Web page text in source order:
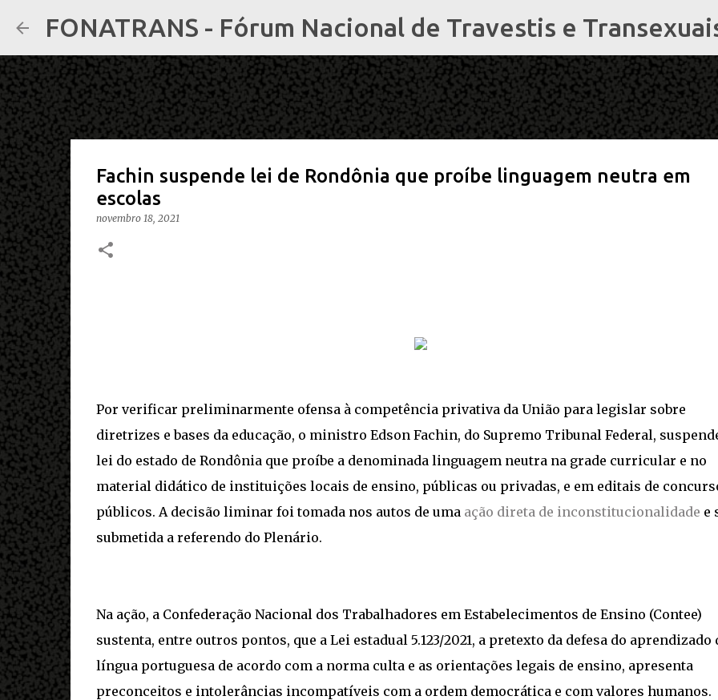
Pular para o conteúdo principal
FONATRANS - Fórum Nacional de Travestis e
Fachin suspende lei de Rondônia que proíbe linguagem neutra em
escolas
novembro 18, 2021
Por verificar preliminarmente ofensa à competência privativa da União para legislar sobre
diretrizes e bases da educação, o ministro Edson Fachin, do Supremo Tribunal Federal,
lei do estado de Rondônia que proíbe a denominada linguagem neutra na grade curricular e no
material didático de instituições locais de ensino, públicas ou privadas, e em editais de
públicos. A decisão liminar foi tomada nos autos de uma ação direta de inconstitucionalidade e
submetida a referendo do Plenário.
Na ação, a Confederação Nacional dos Trabalhadores em Estabelecimentos de Ensino (Contee)
sustenta, entre outros pontos, que a Lei estadual 5.123/2021, a pretexto da defesa do aprendizado
língua portuguesa de acordo com a norma culta e as orientações legais de ensino, apresenta
preconceitos e intolerâncias incompatíveis com a ordem democrática e com valores humanos.